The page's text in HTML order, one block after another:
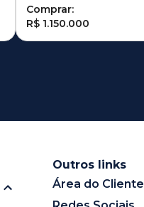
Comprar:
R$ 1.150.000
Outros links
Área do Cliente